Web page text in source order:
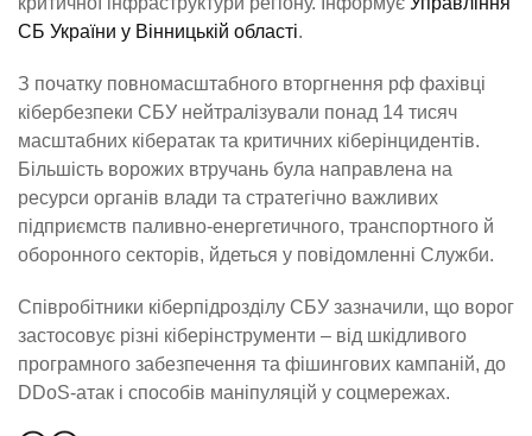
СБ України у Вінницькій області.
З початку повномасштабного вторгнення рф фахівці
кібербезпеки СБУ нейтралізували понад 14 тисяч
масштабних кібератак та критичних кіберінцидентів.
Більшість ворожих втручань була направлена на
ресурси органів влади та стратегічно важливих
підприємств паливно-енергетичного, транспортного й
оборонного секторів, йдеться у повідомленні Служби.
Співробітники кіберпідрозділу СБУ зазначили, що ворог
застосовує різні кіберінструменти – від шкідливого
програмного забезпечення та фішингових кампаній, до
DDoS-атак і способів маніпуляцій у соцмережах.